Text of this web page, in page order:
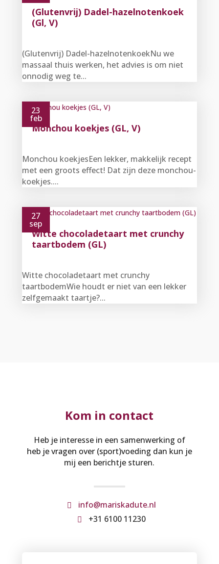
(Glutenvrij) Dadel-hazelnotenkoek
(Gl, V)
(Glutenvrij) Dadel-hazelnotenkoekNu we
massaal thuis werken, het advies is om niet
onnodig weg te...
Monchou koekjes (GL, V)
23
feb
Monchou koekjesEen lekker, makkelijk recept
met een groots effect! Dat zijn deze monchou-
koekjes....
Witte chocoladetaart met crunchy
taartbodem (GL)
27
sep
Witte chocoladetaart met crunchy
taartbodemWie houdt er niet van een lekker
zelfgemaakt taartje?...
Kom in contact
Heb je interesse in een samenwerking of
heb je vragen over (sport)voeding dan kun je
mij een berichtje sturen.
 info@mariskadute.nl
 +31 6100 11230